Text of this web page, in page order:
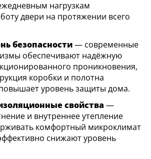
нагрузкам
двери на протяжении всего
безопасности— современные
обеспечивают надёжную
проникновения,
коробки и полотна
уровень защиты дома.
свойства —
и внутреннее утепление
комфортный микроклимат
снижают уровень